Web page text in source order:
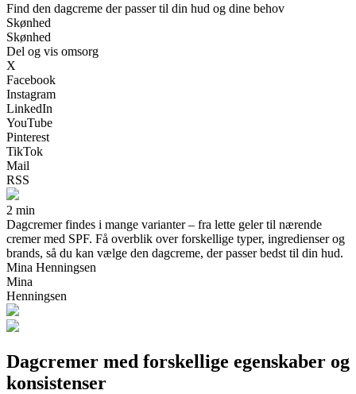
Find den dagcreme der passer til din hud og dine behov
Skønhed
Skønhed
Del og vis omsorg
X
Facebook
Instagram
LinkedIn
YouTube
Pinterest
TikTok
Mail
RSS
2 min
Dagcremer findes i mange varianter – fra lette geler til nærende
cremer med SPF. Få overblik over forskellige typer, ingredienser og
brands, så du kan vælge den dagcreme, der passer bedst til din hud.
Mina Henningsen
Mina
Henningsen
Dagcremer med forskellige egenskaber og
konsistenser